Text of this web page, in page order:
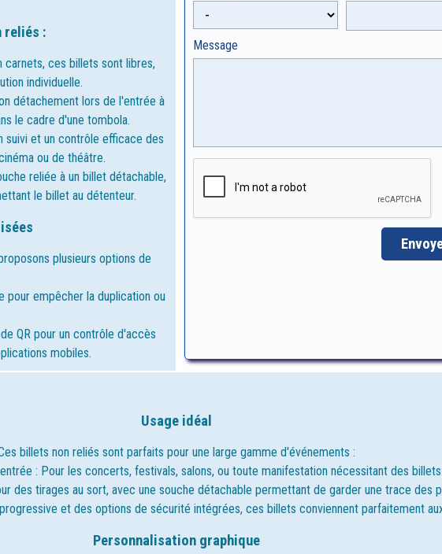
reliés :
carnets, ces billets sont libres,
individuelle.
détachement lors de l'entrée à
le cadre d'une tombola.
suivi et un contrôle efficace des
ou de théâtre.
reliée à un billet détachable,
le billet au détenteur.
plusieurs options de
pour empêcher la duplication ou
QR pour un contrôle d'accès
mobiles.
Message
Usage idéal
billets non reliés sont parfaits pour une large gamme d'événements :
: Pour les concerts, festivals, salons, ou toute manifestation nécessitant des billets
des tirages au sort, avec une souche détachable permettant de garder une trace des
et des options de sécurité intégrées, ces billets conviennent parfaitement
Personnalisation graphique
pour événements
de billets découpés
progressivement
cinéma, théâtre...
Tickets à encre à Gratter
Personnalisables à 100 %, ces
tickets peuvent contenir des
codes, des gains, des messages
surprises ou des informations
confidentielles. Leur format
pratique et leur effet “surprise”